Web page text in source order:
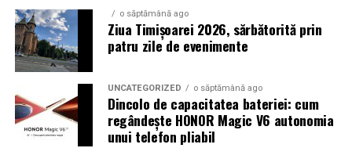
Mi s-a întâmplat o dată să simt o furnicătură în piciorul
stâng după vreo cincisprezece minute de scanare. Era
atât de insistentă încât mi-a luat câteva minute bune să
o ignor. Pe urmă a dispărut singură, ca prin minune.
Mintea, partea care suferă cel
o săptămână ago
Ziua Timișoarei 2026, sărbătorită prin
patru zile de evenimente
UNCATEGORIZED o săptămână ago
Dincolo de capacitatea bateriei: cum
regândește HONOR Magic V6 autonomia
unui telefon pliabil